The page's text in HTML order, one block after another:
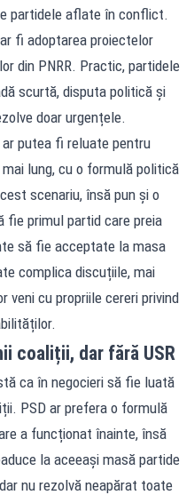
partidele aflate în conflict.
fi adoptarea proiectelor
din PNRR. Practic, partidele
scurtă, disputa politică și
doar urgențele.
putea fi reluate pentru
lung, cu o formulă politică
scenariu, însă pun și o
fie primul partid care preia
să fie acceptate la masa
complica discuțiile, mai
veni cu propriile cereri privind
coaliții, dar fără USR
ca în negocieri să fie luată
PSD ar prefera o formulă
a funcționat înainte, însă
la aceeași masă partide
nu rezolvă neapărat toate